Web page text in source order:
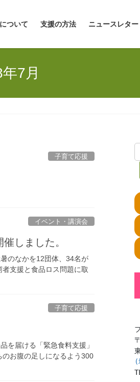
ついて 支援の方法 ニュースレター
7月
子育て応援
イベント・講演会
しました。
のなかを12団体、34名が
支援と食品ロス問題に取
子育て応援
を届ける「緊急食料支援」
お腹の足しになるよう300
(